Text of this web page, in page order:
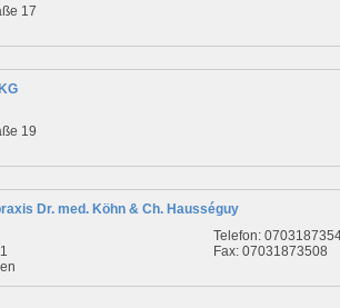
17
19
Dr. med. Köhn & Ch. Hausséguy
Telefon:
Fax: 07031873508